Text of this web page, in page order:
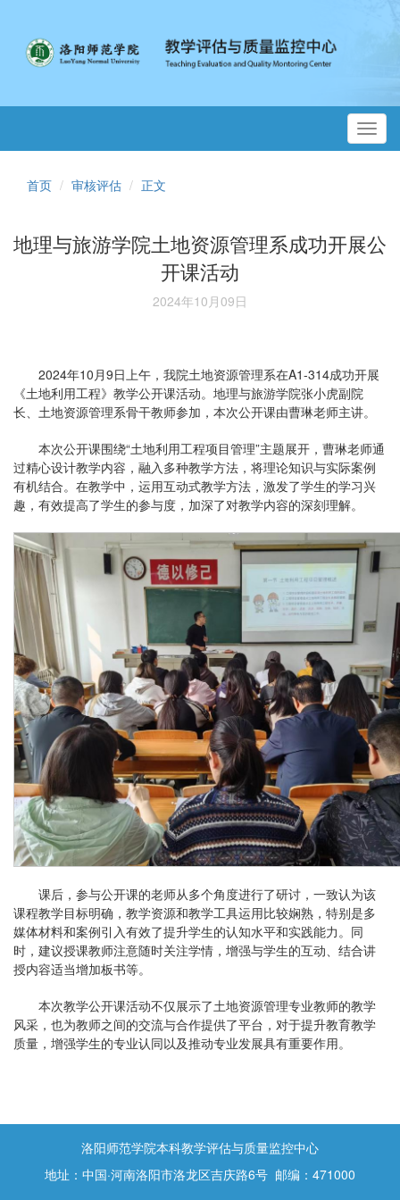
首页 审核评估 正文
地理与旅游学院土地资源管理系成功开展公
开课活动
2024年10月09日
2024年10月9日上午，我院土地资源管理系在A1-314成功开展
《土地利用工程》教学公开课活动。地理与旅游学院张小虎副院
长、土地资源管理系骨干教师参加，本次公开课由曹琳老师主讲。
本次公开课围绕“土地利用工程项目管理”主题展开，曹琳老师通
过精心设计教学内容，融入多种教学方法，将理论知识与实际案例
有机结合。在教学中，运用互动式教学方法，激发了学生的学习兴
趣，有效提高了学生的参与度，加深了对教学内容的深刻理解。
课后，参与公开课的老师从多个角度进行了研讨，一致认为该
课程教学目标明确，教学资源和教学工具运用比较娴熟，特别是多
媒体材料和案例引入有效了提升学生的认知水平和实践能力。同
时，建议授课教师注意随时关注学情，增强与学生的互动、结合讲
授内容适当增加板书等。
本次教学公开课活动不仅展示了土地资源管理专业教师的教学
风采，也为教师之间的交流与合作提供了平台，对于提升教育教学
质量，增强学生的专业认同以及推动专业发展具有重要作用。
洛阳师范学院本科教学评估与质量监控中心
地址：中国·河南洛阳市洛龙区吉庆路6号 邮编：471000